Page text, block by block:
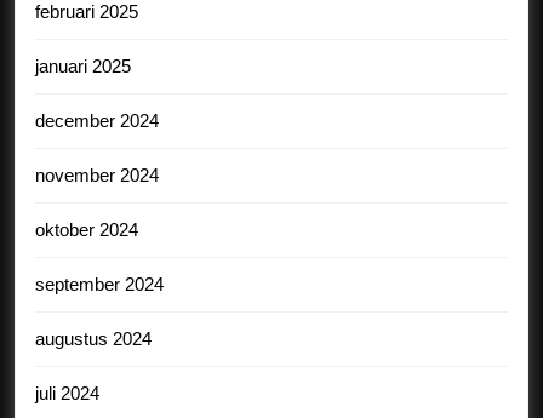
februari 2025
januari 2025
december 2024
november 2024
oktober 2024
september 2024
augustus 2024
juli 2024